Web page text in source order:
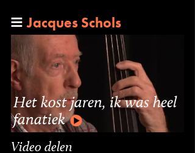
Jacques Schols
Het kost jaren, ik was heel
fanatiek
Video delen